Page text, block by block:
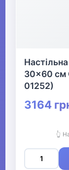
30x60 см
01252)
3164
👆